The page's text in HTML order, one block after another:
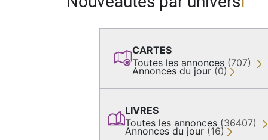
CARTES
Toutes les annonces (707)
Annonces du jour (0)
LIVRES
Toutes les annonces (36407)
Annonces du jour (16)